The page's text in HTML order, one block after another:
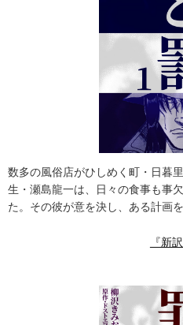
数多の風俗店がひしめく町・日暮
生・瀬島龍一は、日々の食事も事
た。その彼が意を決し、ある計画
『新